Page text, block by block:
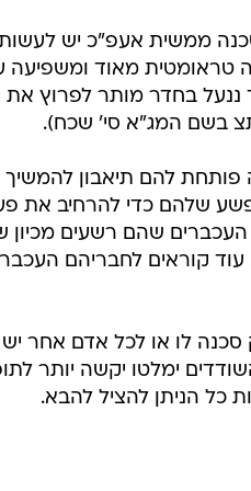
ממשית אעפ"כ יש
טראומטית מאוד ומשפיעה
ננעל בחדר מותר לפרוץ
בשם המג"א סי' שכח).
להם תיאבון
שלהם כדי להרחיב את
שהם רשעים מכיון
קוראים לחבריהם
סכנה לו או לכל אדם אחר
ימלטו יקשה יותר
כל הניתן להציל להבא.